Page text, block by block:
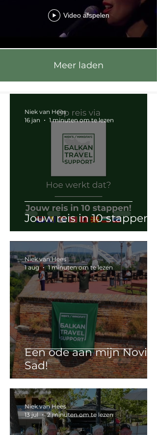
Video afspelen
Meer laden
Jouw reis in 10 stappen
Niek van Hees
16 jan
1 minuten om te lezen
Een ode aan mijn Novi
Sad!
Niek van Hees
1 aug
1 minuten om te lezen
Niek van Hees
13 jul
2 minuten om te lezen